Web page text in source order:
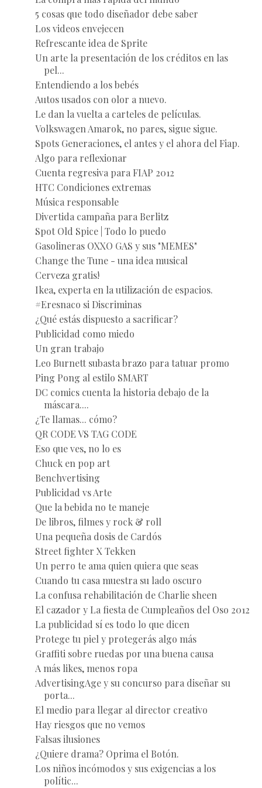
5 cosas que todo diseñador debe saber
Los videos envejecen
Refrescante idea de Sprite
Un arte la presentación de los créditos en las
pel...
Entendiendo a los bebés
Autos usados con olor a nuevo.
Le dan la vuelta a carteles de películas.
Volkswagen Amarok, no pares, sigue sigue.
Spots Generaciones, el antes y el ahora del Fiap.
Algo para reflexionar
Cuenta regresiva para FIAP 2012
HTC Condiciones extremas
Música responsable
Divertida campaña para Berlitz
Spot Old Spice | Todo lo puedo
Gasolineras OXXO GAS y sus "MEMES"
Change the Tune - una idea musical
Cerveza gratis!
Ikea, experta en la utilización de espacios.
#Eresnaco si Discriminas
¿Qué estás dispuesto a sacrificar?
Publicidad como miedo
Un gran trabajo
Leo Burnett subasta brazo para tatuar promo
Ping Pong al estilo SMART
DC comics cuenta la historia debajo de la
máscara....
¿Te llamas... cómo?
QR CODE VS TAG CODE
Eso que ves, no lo es
Chuck en pop art
Benchvertising
Publicidad vs Arte
Que la bebida no te maneje
De libros, filmes y rock & roll
Una pequeña dosis de Cardós
Street fighter X Tekken
Un perro te ama quien quiera que seas
Cuando tu casa muestra su lado oscuro
La confusa rehabilitación de Charlie sheen
El cazador y La fiesta de Cumpleaños del Oso 2012
La publicidad sí es todo lo que dicen
Protege tu piel y protegerás algo más
Graffiti sobre ruedas por una buena causa
A más likes, menos ropa
AdvertisingAge y su concurso para diseñar su
porta...
El medio para llegar al director creativo
Hay riesgos que no vemos
Falsas ilusiones
¿Quiere drama? Oprima el Botón.
Los niños incómodos y sus exigencias a los
polític...